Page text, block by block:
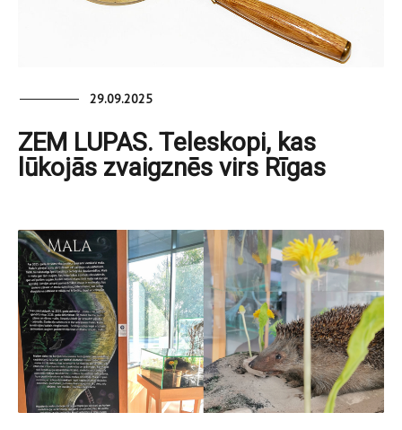
29.09.2025
ZEM LUPAS. Teleskopi, kas
lūkojās zvaigznēs virs Rīgas